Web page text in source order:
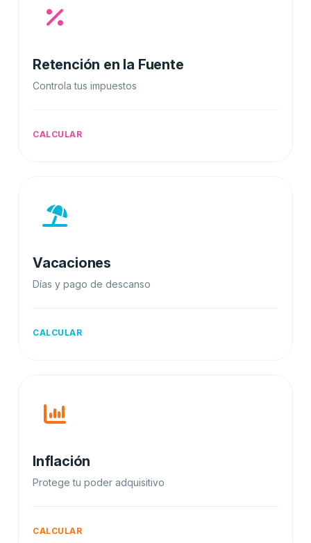
Retención en la Fuente
Controla tus impuestos
CALCULAR
Vacaciones
Días y pago de descanso
CALCULAR
Inflación
Protege tu poder adquisitivo
CALCULAR